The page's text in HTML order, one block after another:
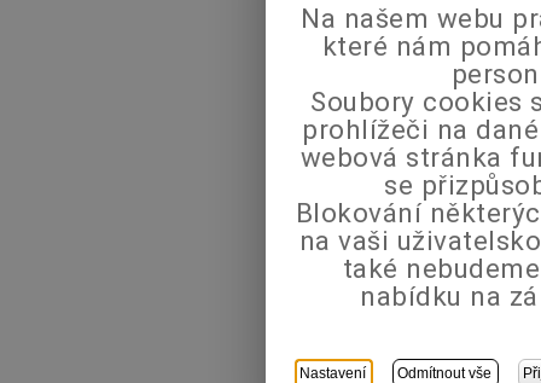
Na našem webu
které nám
Soubory cookies
prohlížeči na
webová stránka
se
Blokování
na vaši
také
nabídku na
Nastavení Odmítnout vše